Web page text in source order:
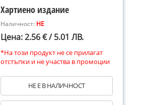
Хартиено издание
Наличност: НЕ
Цена: 2.56 € / 5.01 ЛВ.
*На този продукт не се прилагат
отстъпки и не участва в промоции
НЕ Е В НАЛИЧНОСТ